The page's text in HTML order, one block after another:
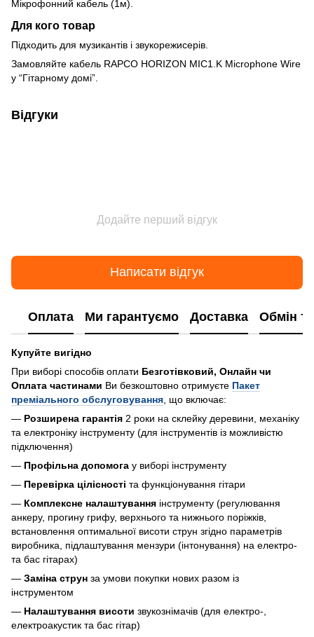
Мікрофонний кабель (1м).
Для кого товар
Підходить для музикантів і звукорежисерів.
Замовляйте кабель RAPCO HORIZON MIC1.K Microphone Wire
у “Гітарному домі”.
Відгуки
Додайте перший відгук
Написати відгук
Оплата Ми гарантуємо Доставка Обмін
Купуйте вигідно
При виборі способів оплати Безготівковий, Онлайн чи
Оплата частинами Ви безкоштовно отримуєте Пакет
преміального обслуговування , що включає:
— Розширена гарантія 2 роки на склейку деревини, механіку
та електроніку інструменту (для інструментів із можливістю
підключення)
— Профільна допомога у виборі інструменту
— Перевірка цілісності та функціонування гітари
— Комплексне налаштування інструменту (регулювання
анкеру, прогину грифу, верхнього та нижнього поріжків,
встановлення оптимальної висоти струн згідно параметрів
виробника, підлаштування мензури (інтонування) на електро-
та бас гітарах)
— Заміна струн за умови покупки нових разом із
інструментом
— Налаштування висоти звукознімачів (для електро-,
електроакустик та бас гітар)